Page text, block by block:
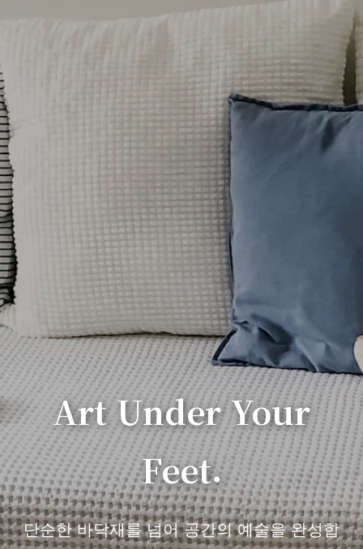
Art Under Your
Feet.
단순한 바닥재를 넘어 공간의 예술을 완성합